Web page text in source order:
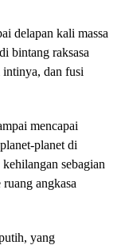
delapan kali massa
bintang raksasa
dan fusi
mencapai
planet di
sebagian
angkasa
yang